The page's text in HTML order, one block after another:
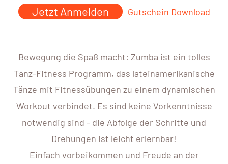
Jetzt Anmelden Gutschein Download
Bewegung die Spaß macht: Zumba ist ein tolles
Tanz-Fitness Programm, das lateinamerikanische
Tänze mit Fitnessübungen zu einem dynamischen
Workout verbindet. Es sind keine Vorkenntnisse
notwendig sind - die Abfolge der Schritte und
Drehungen ist leicht erlernbar!
Einfach vorbeikommen und Freude an der